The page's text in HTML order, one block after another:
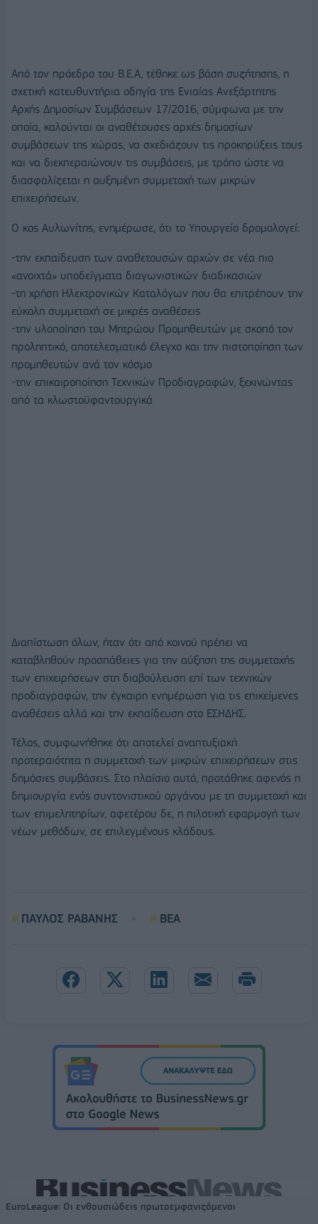
Από τον πρόεδρο του Β.Ε.Α, τέθηκε ως βάση συζήτησης, η
σχετική κατευθυντήρια οδηγία της Ενιαίας Ανεξάρτητης
Αρχής Δημοσίων Συμβάσεων 17/2016, σύμφωνα με την
οποία, καλούνται οι αναθέτουσες αρχές δημοσίων
συμβάσεων της χώρας, να σχεδιάζουν τις προκηρύξεις τους
και να διεκπεραιώνουν τις συμβάσεις, με τρόπο ώστε να
διασφαλίζεται η αυξημένη συμμετοχή των μικρών
επιχειρήσεων.
Ο κος Αυλωνίτης, ενημέρωσε, ότι το Υπουργείο δρομολογεί:
-την εκπαίδευση των αναθετουσών αρχών σε νέα πιο
«ανοιχτά» υποδείγματα διαγωνιστικών διαδικασιών
-τη χρήση Ηλεκτρονικών Καταλόγων που θα επιτρέπουν την
εύκολη συμμετοχή σε μικρές αναθέσεις
-την υλοποίηση του Μητρώου Προμηθευτών με σκοπό τον
προληπτικό, αποτελεσματικό έλεγχο και την πιστοποίηση των
προμηθευτών ανά τον κόσμο
-την επικαιροποίηση Τεχνικών Προδιαγραφών, ξεκινώντας
από τα κλωστοϋφαντουργικά
Διαπίστωση όλων, ήταν ότι από κοινού πρέπει να
καταβληθούν προσπάθειες για την αύξηση της συμμετοχής
των επιχειρήσεων στη διαβούλευση επί των τεχνικών
προδιαγραφών, την έγκαιρη ενημέρωση για τις επικείμενες
αναθέσεις αλλά και την εκπαίδευση στο ΕΣΗΔΗΣ.
Τέλος, συμφωνήθηκε ότι αποτελεί αναπτυξιακή
προτεραιότητα η συμμετοχή των μικρών επιχειρήσεων στις
δημόσιες συμβάσεις. Στο πλαίσιο αυτό, προτάθηκε αφενός η
δημιουργία ενός συντονιστικού οργάνου με τη συμμετοχή και
των επιμελητηρίων, αφετέρου δε, η πιλοτική εφαρμογή των
νέων μεθόδων, σε επιλεγμένους κλάδους.
ΠΑΥΛΟΣ ΡΑΒΑΝΗΣ ΒΕΑ
EuroLeague: Οι ενθουσιώδεις πρωτοεμφανιζόμενοι